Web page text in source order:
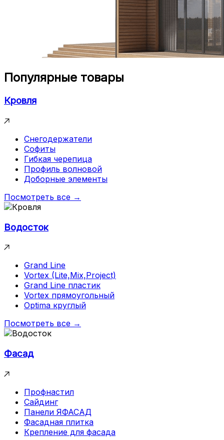
Популярные товары
Кровля
Снегодержатели
Софиты
Гибкая черепица
Профиль волновой
Доборные элементы
Посмотреть все →
Водосток
Grand Line
Vortex (Lite,Mix,Project)
Grand Line пластик
Vortex прямоугольный
Optima круглый
Посмотреть все →
Фасад
Профнастил
Сайдинг
Панели ЯФАСАД
Фасадная плитка
Крепление для фасада